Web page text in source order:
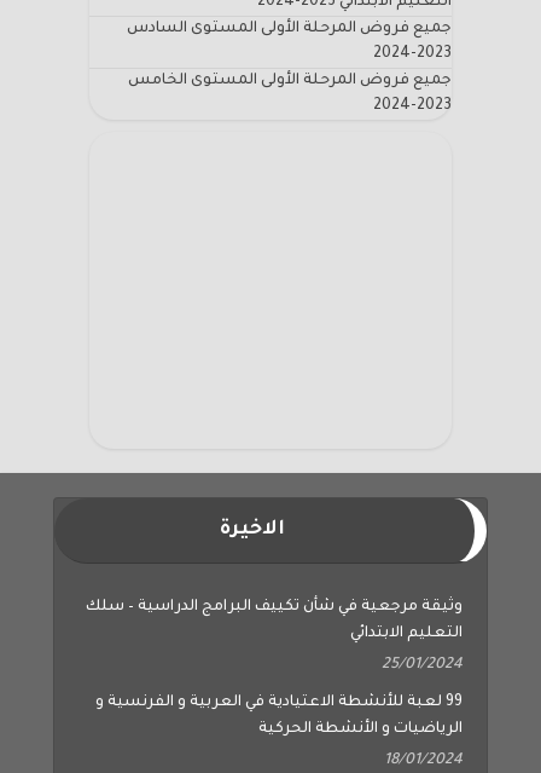
جميع فروض المرحلة الأولى المستوى السادس
2023-2024
جميع فروض المرحلة الأولى المستوى الخامس
2023-2024
الاخيرة
وثيقة مرجعية في شأن تكييف البرامج الدراسية – سلك
التعليم الابتدائي
25/01/2024
99 لعبة للأنشطة الاعتيادية في العربية و الفرنسية و
الرياضيات و الأنشطة الحركية
18/01/2024